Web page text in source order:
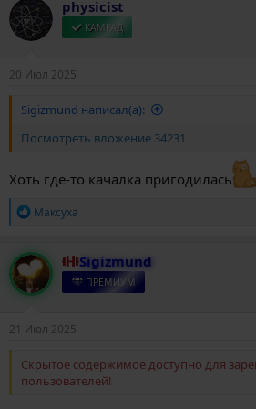
цphysicist
КАМРАД
20 Июл 2025
Sigizmund написал(а):
Посмотреть вложение 34231
Хоть где-то качалка пригодилась
Р
к
ц
и
и
Максуха
Sigizmund
ПРЕМИУМ
21 Июл 2025
Скрытое содержимое доступно для
пользователей!